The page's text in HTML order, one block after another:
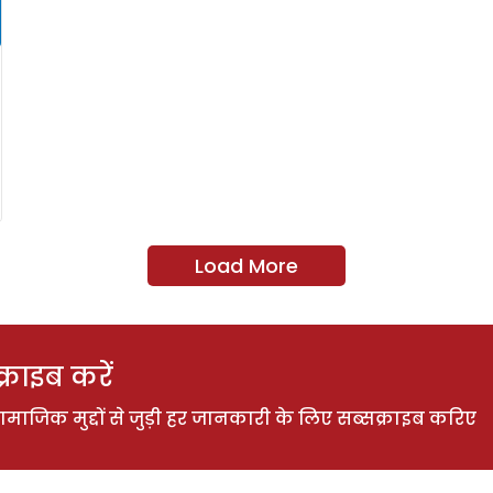
Load More
करें
मुद्दों से जुड़ी हर जानकारी के लिए सब्सक्राइब करिए